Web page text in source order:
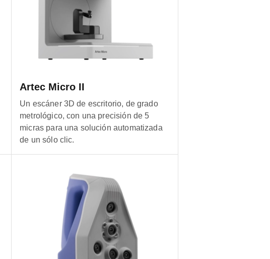
Artec Micro II
Un escáner 3D de escritorio, de grado
metrológico, con una precisión de 5
micras para una solución automatizada
de un sólo clic.